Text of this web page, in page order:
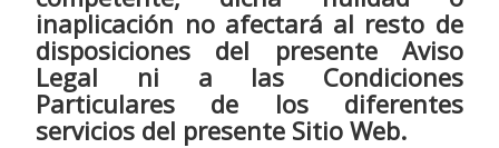
inaplicación no afectará al resto de
disposiciones del presente Aviso
Legal ni a las Condiciones
Particulares de los diferentes
servicios del presente Sitio Web.